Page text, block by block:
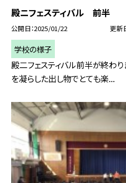
殿ニフェスティバル 前半
公開日 2025/01/22 更新
学校の様子
殿二フェスティバル前半が終わり
を凝らした出し物でとても楽...